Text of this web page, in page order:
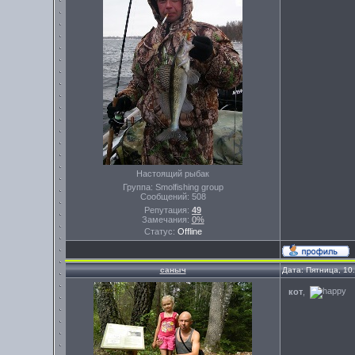
Настоящий рыбак
Группа: Smolfishing group
Сообщений: 508
Репутация: 49
Замечания: 0%
Статус: Offline
саныч Дата: Пятница,
кот